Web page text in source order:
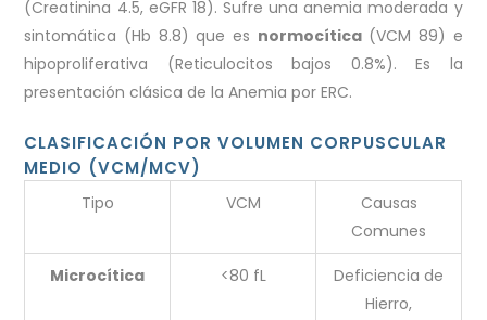
(Creatinina 4.5, eGFR 18). Sufre una anemia moderada y
sintomática (Hb 8.8) que es normocítica(VCM 89) e
hipoproliferativa (Reticulocitos bajos 0.8%). Es la
presentación clásica de la Anemia por ERC.
CLASIFICACIÓN POR VOLUMEN CORPUSCULAR
MEDIO (VCM/MCV)
Tipo VCM
Causas
Comunes
Microcítica <80 fL
Deficiencia de
Hierro,